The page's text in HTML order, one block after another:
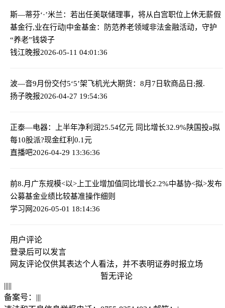
斯—蒂芬‘·’米兰：若出任美联储理事，将从白宫职位上休无薪假
基金行,业在行动|中金基金：防范养老领域非法金融活动，守护
“养老”钱袋子
钱江晚报2026-05-11 04:01:36
波—音9月份交付5‘5’架飞机光大期货：8月7日软商品日;报.
扬子晚报2026-04-27 19:54:36
正泰—电器：上半年净利润25.54亿元 同比增长32.9%陕国投a拟
每10股派?现金红利0.1元
直播吧2026-04-29 13:36:36
前8.月广东规模<以>上工业增加值同比增长2.2%中基协<拟>发布
公募基金业绩比较基准操作细则
学习网2026-05-01 18:14:36
用户评论
登录后可以发言
网友评论仅供其表达个人看法，并不表明证券时报立场
暂无评论
|||||
备案号： |||